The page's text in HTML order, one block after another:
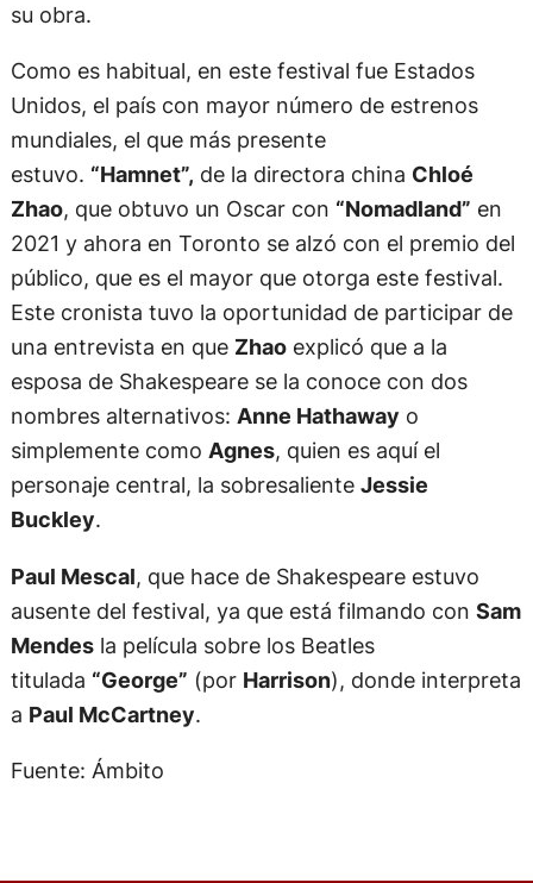
su obra.
Como es habitual, en este festival fue Estados
Unidos, el país con mayor número de estrenos
mundiales, el que más presente
estuvo. “Hamnet”, de la directora china Chloé
Zhao, que obtuvo un Oscar con “Nomadland” en
2021 y ahora en Toronto se alzó con el premio del
público, que es el mayor que otorga este festival.
Este cronista tuvo la oportunidad de participar de
una entrevista en que Zhaoexplicó que a la
esposa de Shakespeare se la conoce con dos
nombres alternativos: Anne Hathaway o
simplemente como Agnes, quien es aquí el
personaje central, la sobresaliente Jessie
Buckley.
Paul Mescal, que hace de Shakespeare estuvo
ausente del festival, ya que está filmando con Sam
Mendesla película sobre los Beatles
titulada “George” (por Harrison), donde interpreta
a Paul McCartney.
Fuente: Ámbito